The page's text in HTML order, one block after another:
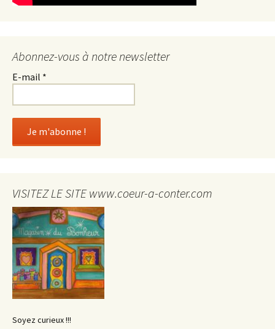
Abonnez-vous à notre newsletter
E-mail *
VISITEZ LE SITE www.coeur-a-conter.com
Soyez curieux !!!